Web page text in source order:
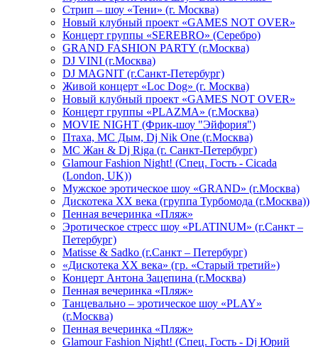
Стрип – шоу «Тени» (г. Москва)
Новый клубный проект «GAMES NOT OVER»
Концерт группы «SEREBRO» (Серебро)
GRAND FASHION PARTY (г.Москва)
DJ VINI (г.Москва)
DJ MAGNIT (г.Санкт-Петербург)
Живой концерт «Loc Dog» (г. Москва)
Новый клубный проект «GAMES NOT OVER»
Концерт группы «PLAZMA» (г.Москва)
MOVIE NIGHT (Фрик-шоу "Эйфория")
Птаха, МС Дым, Dj Nik One (г.Москва)
МС Жан & Dj Riga (г. Санкт-Петербург)
Glamour Fashion Night! (Спец. Гость - Cicada
(London, UK))
Мужское эротическое шоу «GRAND» (г.Москва)
Дискотека XX века (группа Турбомода (г.Москва))
Пенная вечеринка «Пляж»
Эротическое стресс шоу «PLATINUM» (г.Санкт –
Петербург)
Matisse & Sadko (г.Санкт – Петербург)
«Дискотека ХХ века» (гр. «Старый третий»)
Концерт Антона Зацепина (г.Москва)
Пенная вечеринка «Пляж»
Танцевально – эротическое шоу «PLAY»
(г.Москва)
Пенная вечеринка «Пляж»
Glamour Fashion Night! (Спец. Гость - Dj Юрий